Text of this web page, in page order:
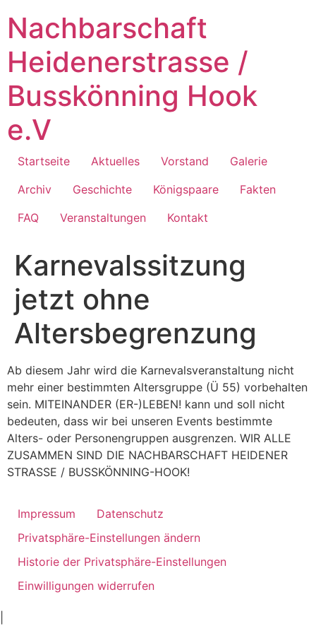
Inhalt
springen
Nachbarschaft
Heidenerstrasse /
Busskönning Hook
e.V
Startseite Aktuelles Vorstand
Galerie
Archiv
Geschichte Königspaare
Fakten
FAQ
Veranstaltungen Kontakt
Karnevalssitzung
jetzt ohne
Altersbegrenzung
Ab diesem Jahr wird die Karnevalsveranstaltung nicht
mehr einer bestimmten Altersgruppe (Ü 55) vorbehalten
sein. MITEINANDER (ER-)LEBEN! kann und soll nicht
bedeuten, dass wir bei unseren Events bestimmte
Alters- oder Personengruppen ausgrenzen. WIR ALLE
ZUSAMMEN SIND DIE NACHBARSCHAFT HEIDENER
STRASSE / BUSSKÖNNING-HOOK!
Impressum
Datenschutz
Privatsphäre-Einstellungen ändern
Historie der Privatsphäre-Einstellungen
Einwilligungen widerrufen